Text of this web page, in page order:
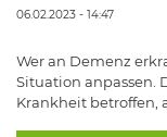
06.02.2023 - 14:47
Wer an Demenz
Situation anpassen.
Krankheit betroffen,